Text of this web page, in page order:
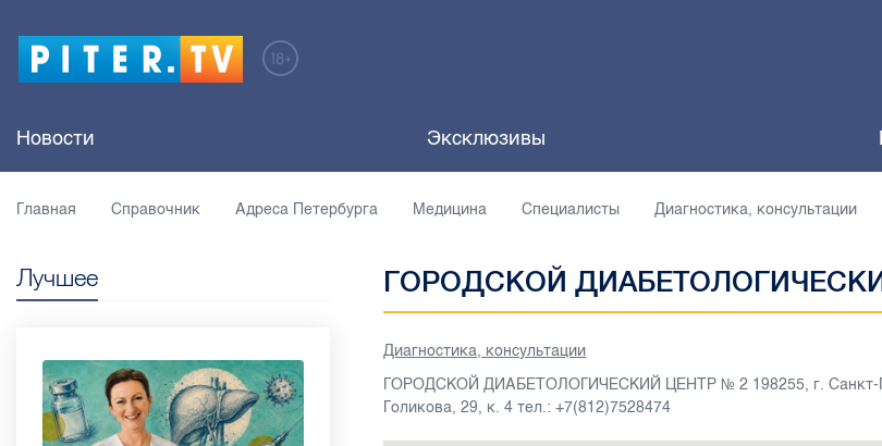
Новости Эксклюзивы
Главная Справочник Адреса Петербурга Медицина Специалисты Диагностика, консультации
ГОРОДСКОЙ
Диагностика, консультации
ГОРОДСКОЙ ДИАБЕТОЛОГИЧЕСКИЙ ЦЕНТР № 2 198255, г. Санкт-
Голикова, 29, к. 4 тел.: +7(812)7528474
Лучшее